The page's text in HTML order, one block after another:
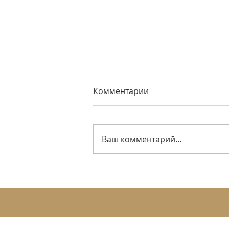
Комментарии
Ваш комментарий...